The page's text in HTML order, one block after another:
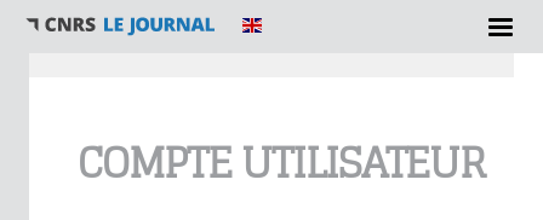
COMPTE UTILISATEUR